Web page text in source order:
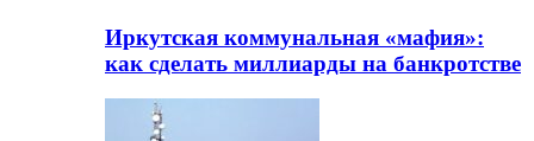
Иркутская коммунальная «мафия»:
как сделать миллиарды на банкротстве